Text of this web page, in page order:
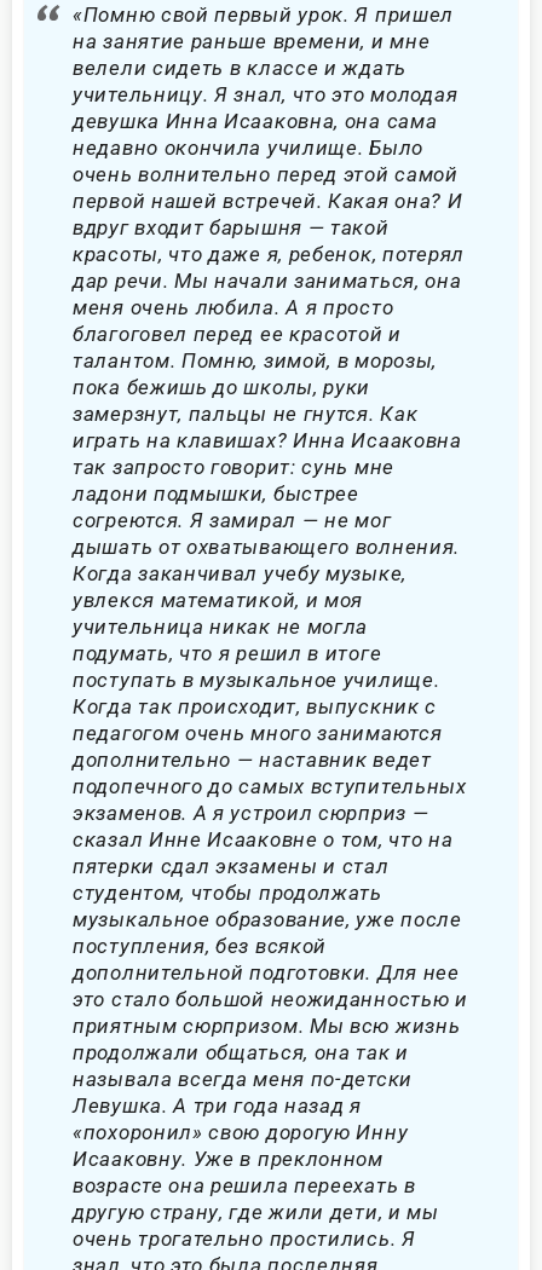
«Помню свой первый урок. Я пришел
на занятие раньше времени, и мне
велели сидеть в классе и ждать
учительницу. Я знал, что это молодая
девушка Инна Исааковна, она сама
недавно окончила училище. Было
очень волнительно перед этой самой
первой нашей встречей. Какая она? И
вдруг входит барышня — такой
красоты, что даже я, ребенок, потерял
дар речи. Мы начали заниматься, она
меня очень любила. А я просто
благоговел перед ее красотой и
талантом. Помню, зимой, в морозы,
пока бежишь до школы, руки
замерзнут, пальцы не гнутся. Как
играть на клавишах? Инна Исааковна
так запросто говорит: сунь мне
ладони подмышки, быстрее
согреются. Я замирал — не мог
дышать от охватывающего волнения.
Когда заканчивал учебу музыке,
увлекся математикой, и моя
учительница никак не могла
подумать, что я решил в итоге
поступать в музыкальное училище.
Когда так происходит, выпускник с
педагогом очень много занимаются
дополнительно — наставник ведет
подопечного до самых вступительных
экзаменов. А я устроил сюрприз —
сказал Инне Исааковне о том, что на
пятерки сдал экзамены и стал
студентом, чтобы продолжать
музыкальное образование, уже после
поступления, без всякой
дополнительной подготовки. Для нее
это стало большой неожиданностью и
приятным сюрпризом. Мы всю жизнь
продолжали общаться, она так и
называла всегда меня по-детски
Левушка. А три года назад я
«похоронил» свою дорогую Инну
Исааковну. Уже в преклонном
возрасте она решила переехать в
другую страну, где жили дети, и мы
очень трогательно простились. Я
знал, что это была последняя